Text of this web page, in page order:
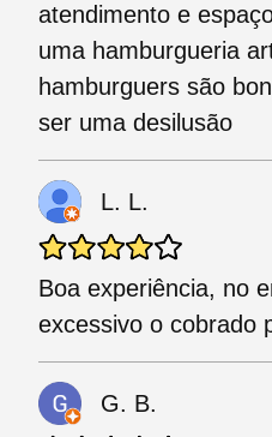
atendimento e
uma hamburgueria
hamburguers são
ser uma desilusão
L. L.
Boa experiência, no
excessivo o cobrado
G. B.